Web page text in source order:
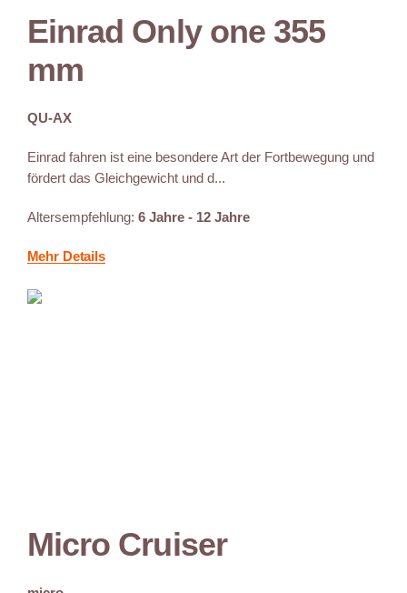
Einrad Only one 355
mm
QU-AX
Einrad fahren ist eine besondere Art der Fortbewegung und
fördert das Gleichgewicht und d...
Altersempfehlung: 6 Jahre - 12 Jahre
Mehr Details
Micro Cruiser